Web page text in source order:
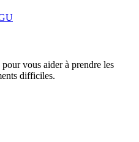
vous aider à prendre les
difficiles.